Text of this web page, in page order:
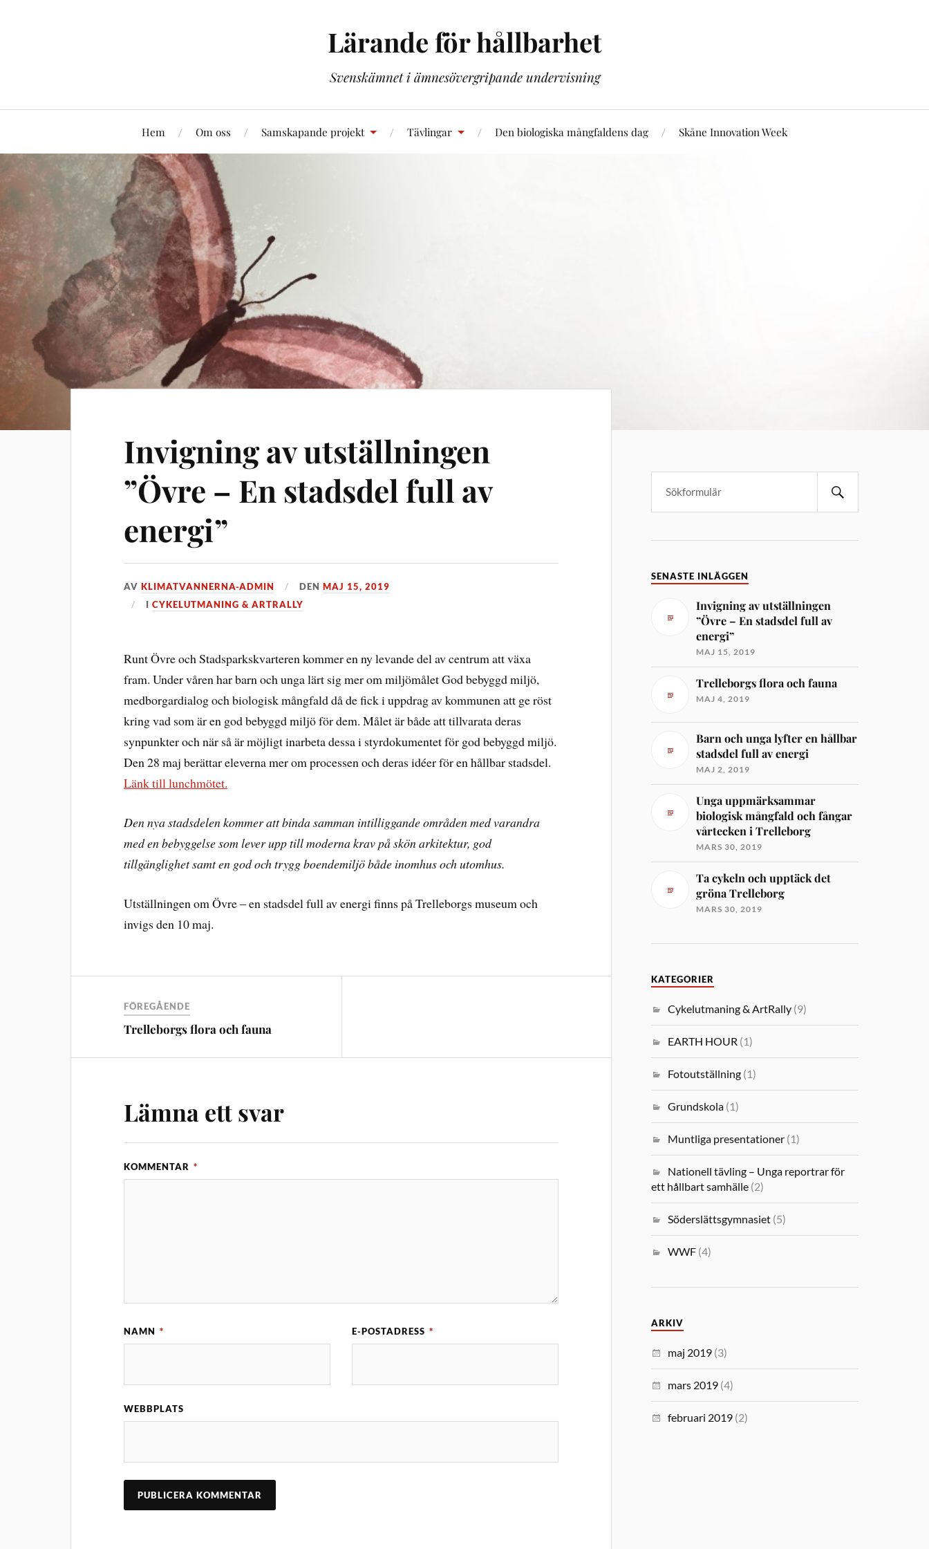
Lärande för hållbarhet
Svenskämnet i ämnesövergripande undervisning
Hem Om oss Samskapande projekt Tävlingar Den biologiska mångfaldens dag Skåne Innovation Week
Invigning av utställningen
”Övre – En stadsdel full av
energi”
AVKLIMATVANNERNA-ADMIN DENMAJ 15, 2019
ICYKELUTMANING & ARTRALLY
Runt Övre och Stadsparkskvarteren kommer en ny levande del av centrum att växa
fram. Under våren har barn och unga lärt sig mer om miljömålet God bebyggd miljö,
medborgardialog och biologisk mångfald då de fick i uppdrag av kommunen att ge röst
kring vad som är en god bebyggd miljö för dem. Målet är både att tillvarata deras
synpunkter och när så är möjligt inarbeta dessa i styrdokumentet för god bebyggd miljö.
Den 28 maj berättar eleverna mer om processen och deras idéer för en hållbar stadsdel.
Länk till lunchmötet.
Den nya stadsdelen kommer att binda samman intilliggande områden med varandra
med en bebyggelse som lever upp till moderna krav på skön arkitektur, god
tillgänglighet samt en god och trygg boendemiljö både inomhus och utomhus.
Utställningen om Övre – en stadsdel full av energi finns på Trelleborgs museum och
invigs den 10 maj.
FÖREGÅENDE
Trelleborgs flora och fauna
Lämna ett svar
KOMMENTAR *
NAMN * E-POSTADRESS *
WEBBPLATS
SENASTE INLÄGGEN
Invigning av utställningen
”Övre – En stadsdel full av
energi”
MAJ 15, 2019
Trelleborgs flora och fauna
MAJ 4, 2019
Barn och unga lyfter en hållbar
stadsdel full av energi
MAJ 2, 2019
Unga uppmärksammar
biologisk mångfald och fångar
vårtecken i Trelleborg
MARS 30, 2019
Ta cykeln och upptäck det
gröna Trelleborg
MARS 30, 2019
KATEGORIER
Cykelutmaning & ArtRally (9)
EARTH HOUR (1)
Fotoutställning (1)
Grundskola (1)
Muntliga presentationer (1)
Nationell tävling – Unga reportrar för
ett hållbart samhälle (2)
Söderslättsgymnasiet (5)
WWF (4)
ARKIV
maj 2019 (3)
mars 2019 (4)
februari 2019 (2)